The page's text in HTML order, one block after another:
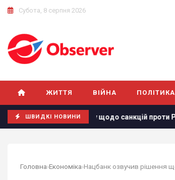
Субота, 8 серпня 2026
ЖИТТЯ ВІЙНА ПОЛІТИКА
ШВИДКІ НОВИНИ
законопроєкту щодо санкцій проти РФ
Головна›Економіка›